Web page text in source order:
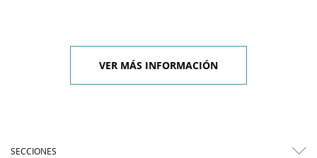
VER MÁS INFORMACIÓN
SECCIONES